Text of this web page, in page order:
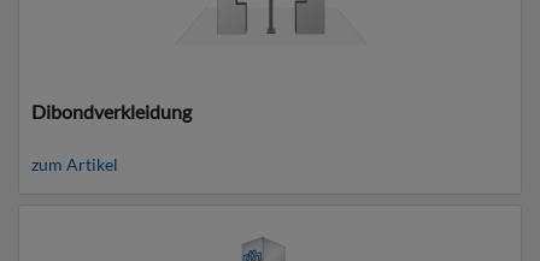
Dibondverkleidung
zum Artikel